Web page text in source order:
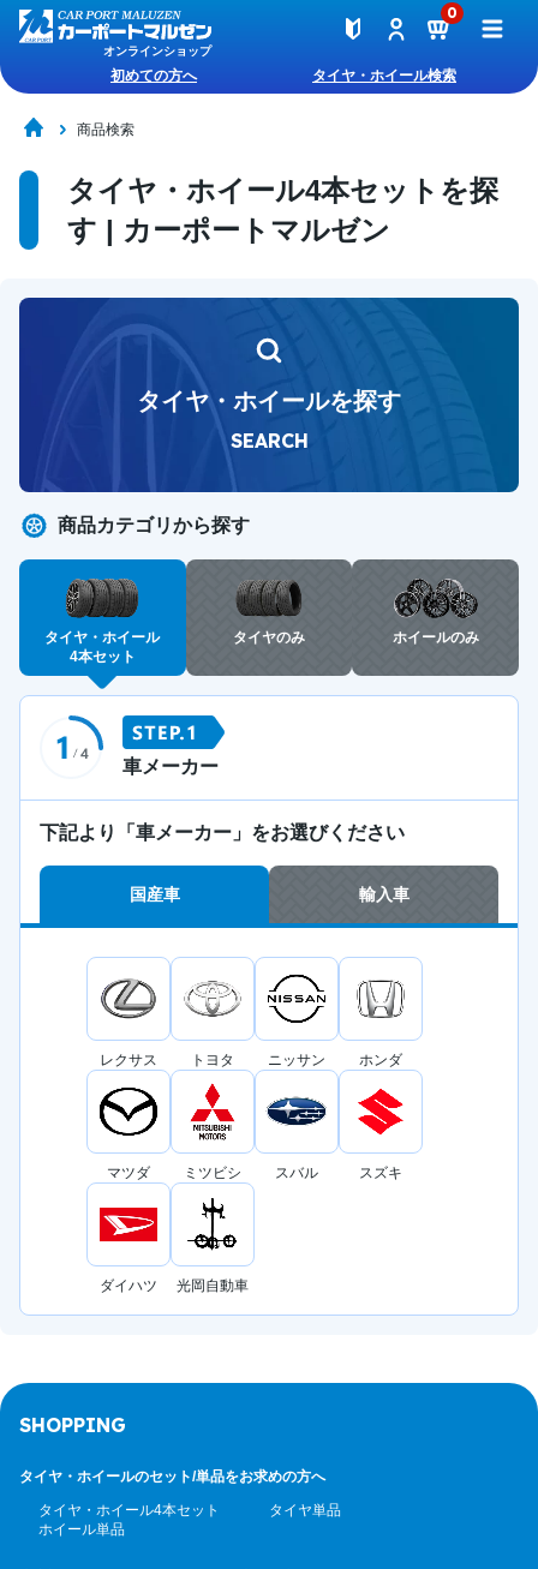
オンラインショップ
0
初めての方へ タイヤ・ホイール検索
商品検索
タイヤ・ホイール4本セットを探
す | カーポートマルゼン
タイヤ・ホイールを探す
SEARCH
商品カテゴリから探す
タイヤ・ホイール
4本セット
タイヤのみ ホイールのみ
車メーカー
下記より「車メーカー」をお選びください
国産車 輸入車
レクサス トヨタ ニッサン ホンダ
マツダ ミツビシ スバル スズキ
ダイハツ 光岡自動車
SHOPPING
タイヤ・ホイールのセット/単品をお求めの方へ
タイヤ・ホイール4本セット
タイヤ単品
ホイール単品